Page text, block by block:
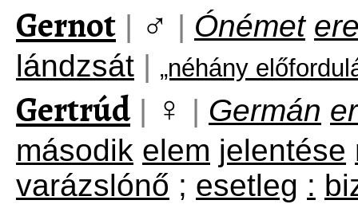
Gernot | ♂ | Ónémet
lándzsát | „néhány
Gertrúd | ♀ | Germán
második elem jelentése
varázslónő ; esetleg :